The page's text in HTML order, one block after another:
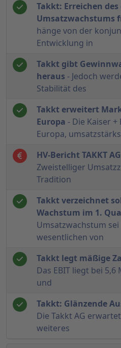
Takkt: Erreichen
Umsatzwachstums
hänge von der
Entwicklung in
Takkt gibt
heraus - Jedoch
Stabilität des
Takkt erweitert
Europa - Die Kaiser +
Europa,
HV-Bericht TAKKT AG
Zweistelliger
Tradition
Takkt verzeichnet
Wachstum im 1.
Umsatzwachstum sei
wesentlichen von
Takkt legt mäßige
Das EBIT liegt bei 5,6
und
Takkt: Glänzende
Die Takkt AG
weiteres